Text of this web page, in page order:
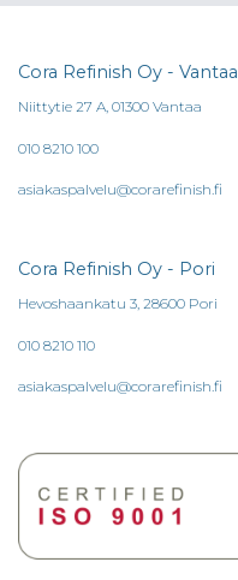
Cora Refinish Oy - Vantaa
Niittytie 27 A, 01300 Vantaa
010 8210 100
asiakaspalvelu@corarefinish.fi
Cora Refinish Oy - Pori
Hevoshaankatu 3, 28600 Pori
010 8210 110
asiakaspalvelu@corarefinish.fi